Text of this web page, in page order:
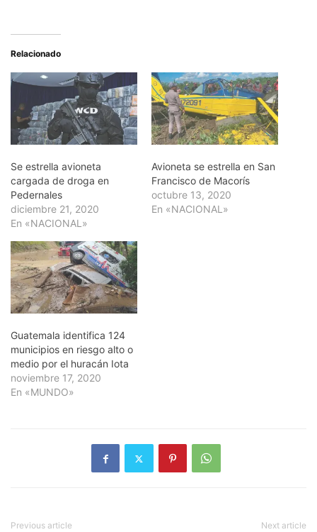
Relacionado
Se estrella avioneta
cargada de droga en
Pedernales
diciembre 21, 2020
En «NACIONAL»
Avioneta se estrella en San
Francisco de Macorís
octubre 13, 2020
En «NACIONAL»
Guatemala identifica 124
municipios en riesgo alto o
medio por el huracán Iota
noviembre 17, 2020
En «MUNDO»
Previous article Next article